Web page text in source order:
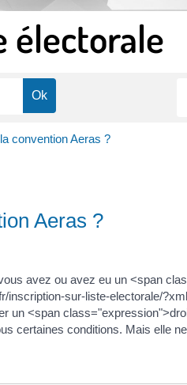
électorale
convention Aeras ?
Aeras ?
avez ou avez eu un <span
inscription-sur-liste-electorale/
un <span
certaines conditions. Mais elle